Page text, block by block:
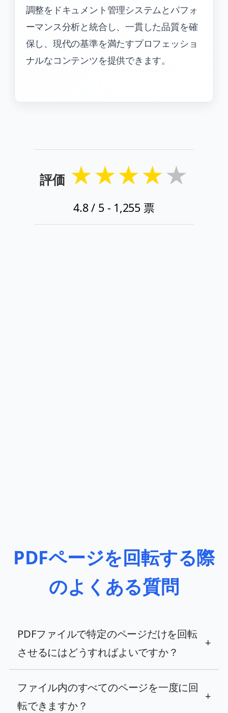
調整をドキュメント管理システムとパフォ
ーマンス分析と統合し、一貫した品質を確
保し、現代の基準を満たすプロフェッショ
ナルなコンテンツを提供できます。
評価 ★★★★★
4.8/ 5 - 1,255 票
PDFページを回転する際
のよくある質問
PDFファイルで特定のページだけを回転
させるにはどうすればよいですか？
+
ファイル内のすべてのページを一度に回
転できますか？
+